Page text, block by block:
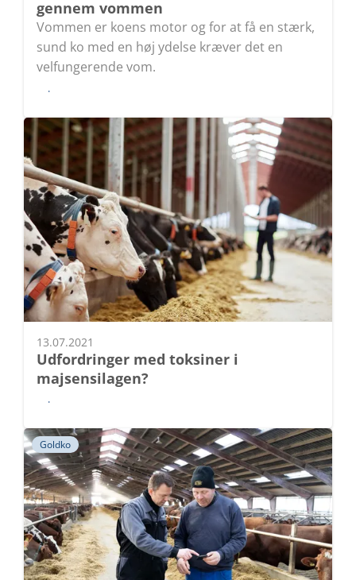
gennem vommen
Vommen er koens motor og for at få en stærk,
sund ko med en høj ydelse kræver det en
velfungerende vom.
Læs
13.07.2021
Udfordringer med toksiner i
majsensilagen?
Læs
Goldko